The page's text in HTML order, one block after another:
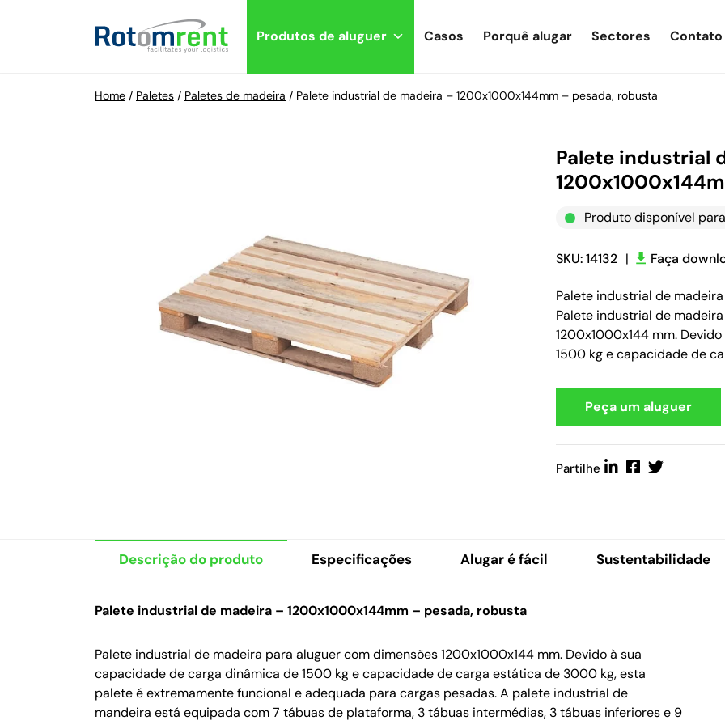
Produtos de aluguer Casos Porquê alugar Sectores Contato
Home / Paletes / Paletes de madeira / Palete industrial de madeira – 1200x1000x144mm – pesada, robusta
Palete industrial
Produto disponível
SKU: 14132 | Faça
Palete industrial de
Palete industrial de
1200x1000x144 mm.
1500 kg e capacidade de
Peça um aluguer
Partilhe
Descrição do produto Especificações Alugar é fácil Sustentabilidade
Palete industrial de madeira – 1200x1000x144mm – pesada, robusta
Palete industrial de madeira para aluguer com dimensões 1200x1000x144 mm. Devido à sua
capacidade de carga dinâmica de 1500 kg e capacidade de carga estática de 3000 kg, esta
palete é extremamente funcional e adequada para cargas pesadas. A palete industrial de
mandeira está equipada com 7 tábuas de plataforma, 3 tábuas intermédias, 3 tábuas inferiores e 9